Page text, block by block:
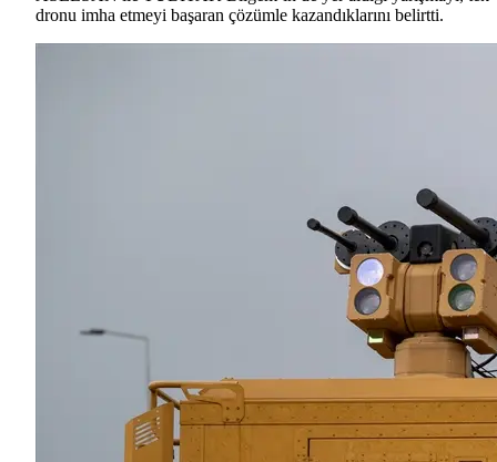
dronu imha etmeyi başaran çözümle kazandıklarını belirtti.